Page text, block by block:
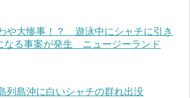
や大惨事！？ 遊泳中にシャチに引き
なる事案が発生 ニュージーランド
列島沖に白いシャチの群れ出没